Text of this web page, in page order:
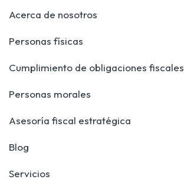
Acerca de nosotros
Personas físicas
Cumplimiento de obligaciones fiscales
Personas morales
Asesoría fiscal estratégica
Blog
Servicios